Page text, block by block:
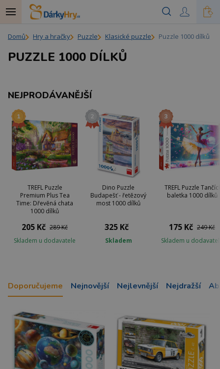
Domů Hry a hračky Puzzle Klasické puzzle Puzzle 1000 dílků
PUZZLE 1000 DÍLKŮ
NEJPRODÁVANĚJŠÍ
TREFL Puzzle
Premium Plus Tea
Time: Dřevěná chata
1000 dílků
205 Kč 289 Kč
Skladem u dodavatele
Dino Puzzle
Budapešť - řetězový
most 1000 dílků
325 Kč
Skladem
TREFL Puzzle Tančící
baletka 1000 dílků
175 Kč 249 Kč
Skladem u
Doporučujeme Nejnovější Nejlevnější Nejdražší